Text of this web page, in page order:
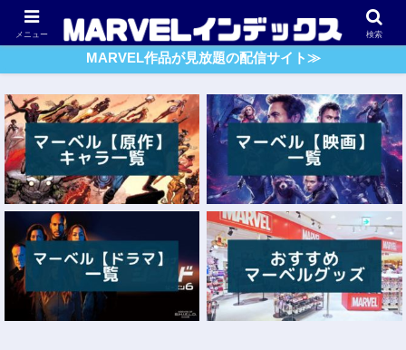
アベンジャーズ スパイダーマン ガーディアンズ・O・G
MARVEL作品が見放題の配信サイト≫
メニュー 検索